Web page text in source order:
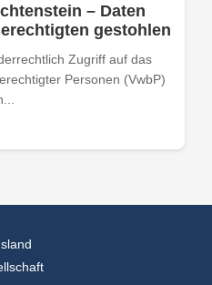
– Daten
gestohlen
Zugriff auf das
Personen (VwbP)